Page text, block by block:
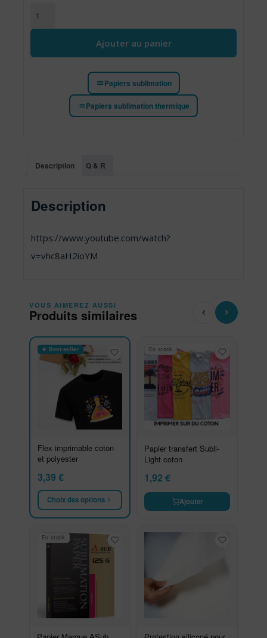
Ajouter au panier
Papiers sublimation
Papiers sublimation thermique
Description Q & R
Description
https://www.youtube.com/watch?
v=vhc8aH2ioYM
VOUS AIMEREZ AUSSI
Produits similaires
★ Best-seller
Flex imprimable coton
et polyester
3,39 €
Choix des options
En stock
Papier transfert Subli-
Light coton
1,92 €
Ajouter
En stock